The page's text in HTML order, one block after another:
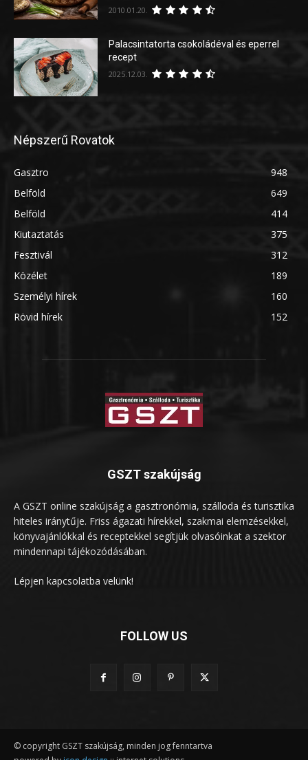
2010.01.20.
Palacsintatorta csokoládéval és eperrel
recept
2025.12.03.
Népszerű Rovatok
Gasztro
948
Belföld
649
Belföld
414
Kiutaztatás
375
Fesztivál
312
Közélet
189
Személyi hírek
160
Rövid hírek
152
GSZT szakújság
A GSZT online szakújság a gasztronómia, szálloda és turisztika
hiteles iránytűje. Friss ágazati hírekkel, szakmai elemzésekkel,
könyvajánlókkal és receptekkel segítjük olvasóinkat a szektor
mindennapi tájékozódásában.
Lépjen kapcsolatba velünk!
FOLLOW US
© copyright GSZT szakújság, minden jog fenntartva